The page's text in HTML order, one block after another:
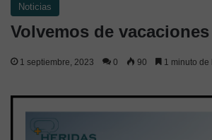
Noticias
Volvemos de vacaciones
1 septiembre, 2023 0 90 1 minuto de